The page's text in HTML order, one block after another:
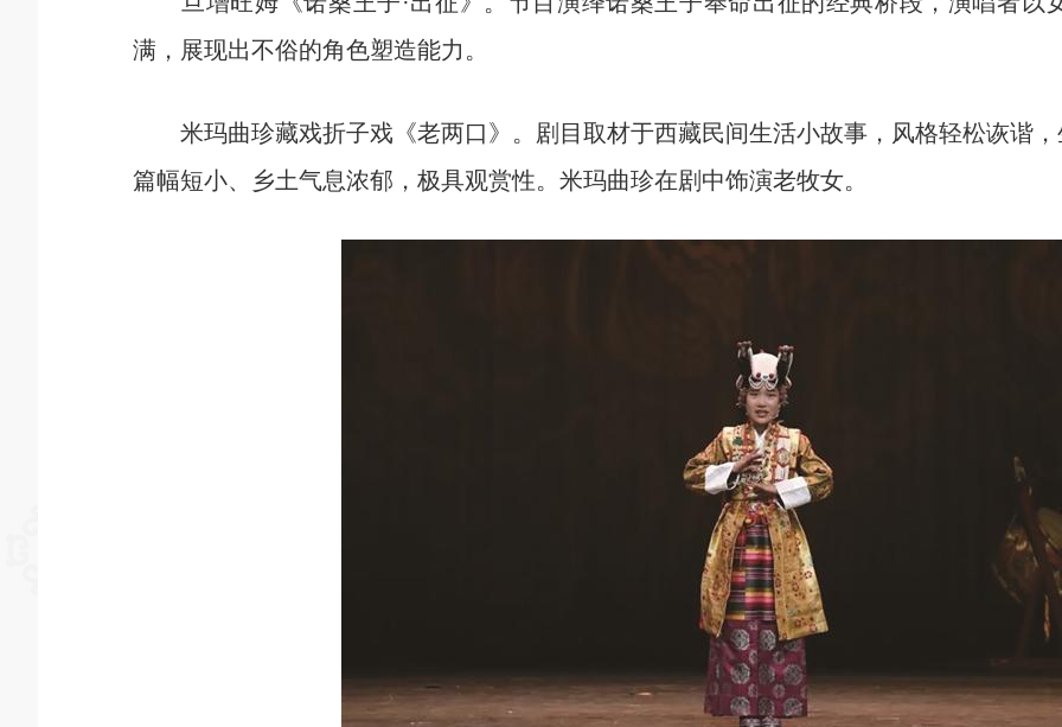
满，展现出不俗的角色塑造能力。
米玛曲珍藏戏折子戏《老两口》。剧目取材于西藏民间生活小故事，风格轻松诙谐，
篇幅短小、乡土气息浓郁，极具观赏性。米玛曲珍在剧中饰演老牧女。